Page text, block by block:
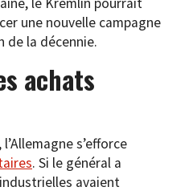
une nouvelle campagne
de la décennie.
achats
s’efforce
. Si le général a
avaient